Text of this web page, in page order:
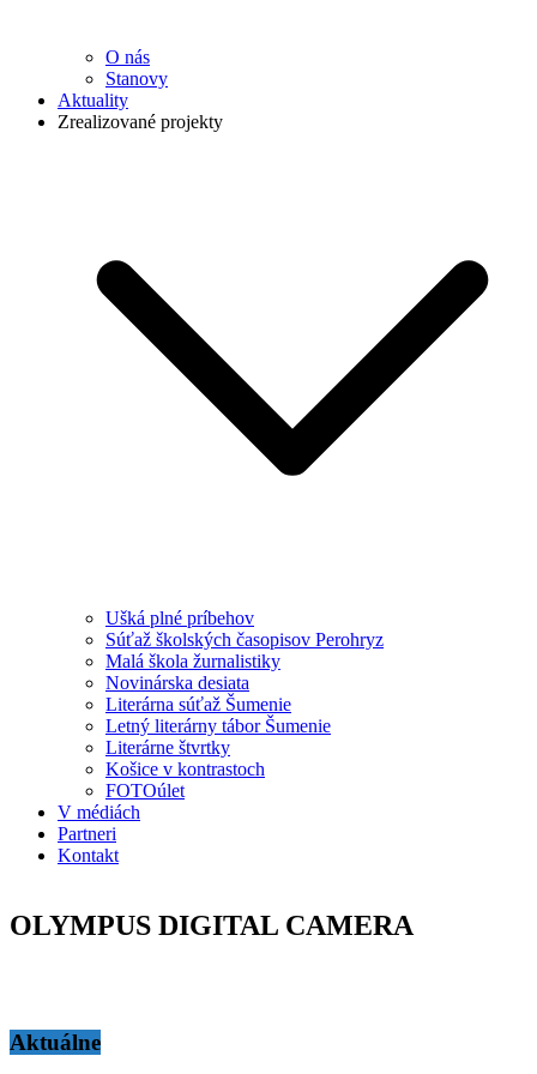
O nás
Stanovy
Aktuality
Zrealizované projekty
Ušká plné príbehov
Súťaž školských časopisov Perohryz
Malá škola žurnalistiky
Novinárska desiata
Literárna súťaž Šumenie
Letný literárny tábor Šumenie
Literárne štvrtky
Košice v kontrastoch
FOTOúlet
V médiách
Partneri
Kontakt
OLYMPUS DIGITAL CAMERA
Aktuálne